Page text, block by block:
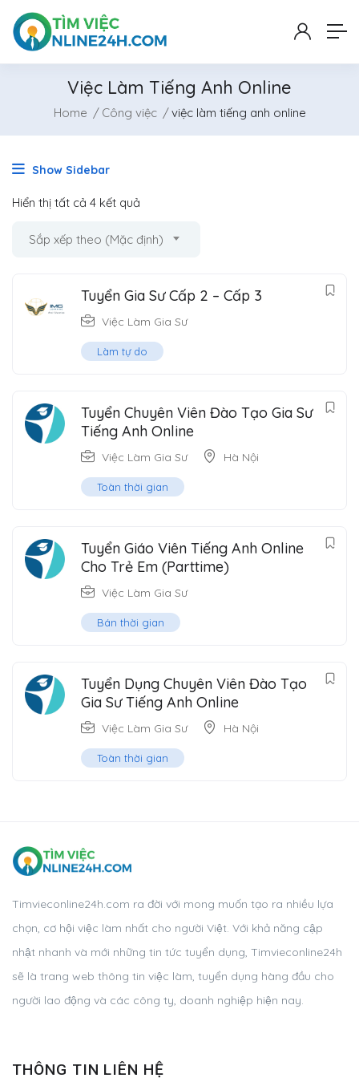
Việc Làm Tiếng Anh Online
Home Công việc việc làm tiếng anh online
Show Sidebar
Hiển thị tất cả 4 kết quả
Sắp xếp theo (Mặc định)
Tuyển Gia Sư Cấp 2 – Cấp 3
Việc Làm Gia Sư
Làm tự do
Tuyển Chuyên Viên Đào Tạo Gia Sư
Tiếng Anh Online
Việc Làm Gia Sư Hà Nội
Toàn thời gian
Tuyển Giáo Viên Tiếng Anh Online
Cho Trẻ Em (Parttime)
Việc Làm Gia Sư
Bán thời gian
Tuyển Dụng Chuyên Viên Đào Tạo
Gia Sư Tiếng Anh Online
Việc Làm Gia Sư Hà Nội
Toàn thời gian
Timvieconline24h.com ra đời với mong muốn tạo ra nhiều lựa
chọn, cơ hội việc làm nhất cho người Việt. Với khả năng cập
nhật nhanh và mới những tin tức tuyển dụng, Timvieconline24h
sẽ là trang web thông tin việc làm, tuyển dụng hàng đầu cho
người lao động và các công ty, doanh nghiệp hiện nay.
THÔNG TIN LIÊN HỆ